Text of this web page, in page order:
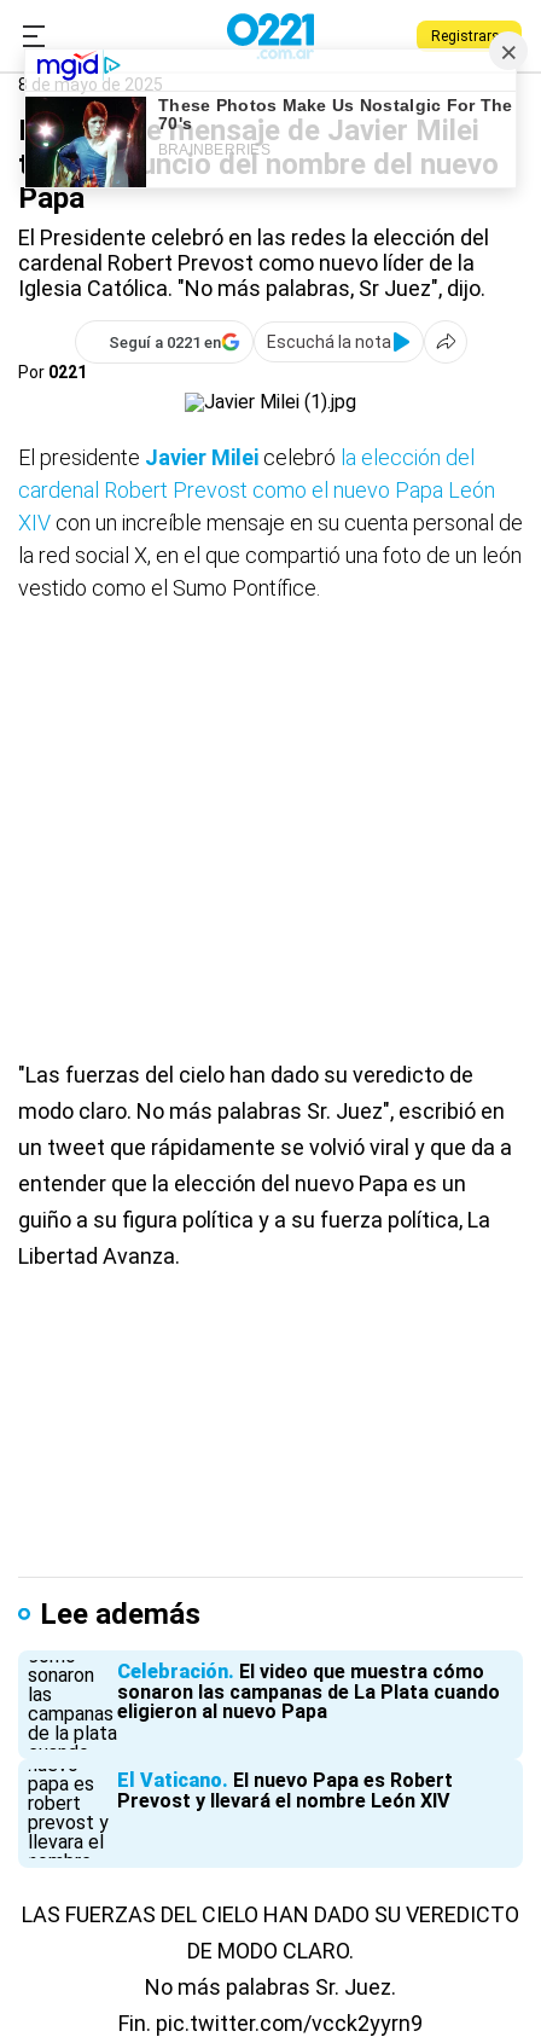
Registrarse
0221.com.ar
8 de mayo de 2025
El increíble mensaje de Javier Milei
tras el anuncio del nombre del nuevo
Papa
El Presidente celebró en las redes la elección del
cardenal Robert Prevost como nuevo líder de la
Iglesia Católica. "No más palabras, Sr Juez", dijo.
Seguí a 0221 en
Escuchá la nota
Por 0221
El presidente Javier Milei celebró la elección del
cardenal Robert Prevost como el nuevo Papa León
XIV con un increíble mensaje en su cuenta personal de
la red social X, en el que compartió una foto de un león
vestido como el Sumo Pontífice.
"Las fuerzas del cielo han dado su veredicto de
modo claro. No más palabras Sr. Juez", escribió en
un tweet que rápidamente se volvió viral y que da a
entender que la elección del nuevo Papa es un
guiño a su figura política y a su fuerza política, La
Libertad Avanza.
Lee además
Celebración El video que muestra cómo
sonaron las campanas de La Plata cuando
eligieron al nuevo Papa
El Vaticano El nuevo Papa es Robert
Prevost y llevará el nombre León XIV
LAS FUERZAS DEL CIELO HAN DADO SU VEREDICTO
DE MODO CLARO.
No más palabras Sr. Juez.
Fin. pic.twitter.com/vcck2yyrn9